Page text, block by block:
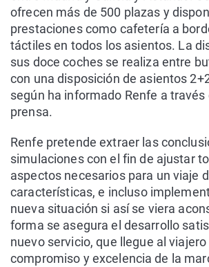
ofrecen más de 500 plazas y
prestaciones como cafetería a
táctiles en todos los asientos. La
sus doce coches se realiza entre
con una disposición de asientos
según ha informado Renfe a través
prensa.
Renfe pretende extraer las
simulaciones con el fin de ajustar
aspectos necesarios para un viaje
características, e incluso
nueva situación si así se viera
forma se asegura el desarrollo
nuevo servicio, que llegue al
compromiso y excelencia de la